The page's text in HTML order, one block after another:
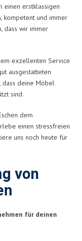
einen erstklassigen
kompetent und immer
dass wir immer
exzellenten Service
ausgestatteten
dass deine Möbel
sind.
dem
einen stressfreien
uns noch heute für
von
für deinen